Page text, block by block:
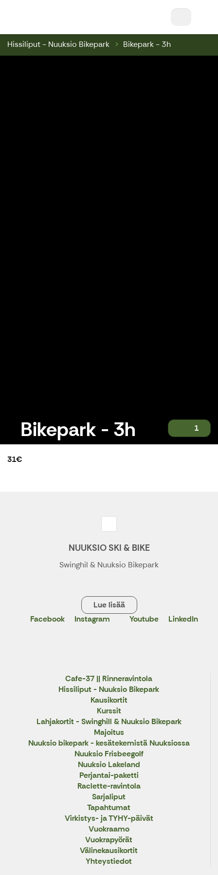
Hissiliput - Nuuksio Bikepark Bikepark - 3h
Bikepark - 3h 1
31€
NUUKSIO SKI & BIKE
Swinghil & Nuuksio Bikepark
Lue lisää
Facebook
Instagram Youtube LinkedIn
Cafe-37 || Rinneravintola
Hissiliput - Nuuksio Bikepark
Kausikortit
Kurssit
Lahjakortit - Swinghill & Nuuksio Bikepark
Majoitus
Nuuksio bikepark - kesätekemistä Nuuksiossa
Nuuksio Frisbeegolf
Nuuksio Lakeland
Perjantai-paketti
Raclette-ravintola
Sarjaliput
Tapahtumat
Virkistys- ja TYHY-päivät
Vuokraamo
Vuokrapyörät
Välinekausikortit
Yhteystiedot